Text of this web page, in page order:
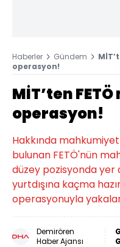
Haberler Gündem
operasyon!
MİT’ten
operasyon!
Hakkında
bulunan FETÖ'nün
düzey pozisyonda yer
yurtdışına kaçma
operasyonuyla
Demirören
Haber Ajansı